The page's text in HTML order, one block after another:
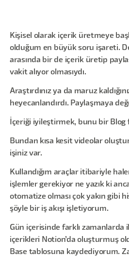
Kişisel olarak içerik üretmeye
olduğum en büyük soru işareti.
arasında bir de içerik üretip
vakit alıyor olmasıydı.
Araştırdınız ya da maruz
heyecanlandırdı. Paylaşmaya
İçeriği iyileştirmek, bunu bir Blog
Bundan kısa kesit videolar
işiniz var.
Kullandığım araçlar itibariyle
işlemler gerekiyor ne yazık ki
otomatize olması çok yakın gibi
şöyle bir iş akışı işletiyorum.
Gün içerisinde farklı zamanlarda
içerikleri Notion’da oluşturmuş
Base tablosuna kaydediyorum.